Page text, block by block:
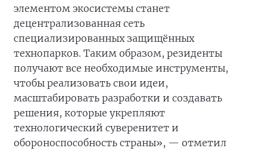
элементом экосистемы станет
децентрализованная сеть
специализированных защищённых
технопарков. Таким образом, резиденты
получают все необходимые инструменты,
чтобы реализовать свои идеи,
масштабировать разработки и создавать
решения, которые укрепляют
технологический суверенитет и
обороноспособность страны», — отметил